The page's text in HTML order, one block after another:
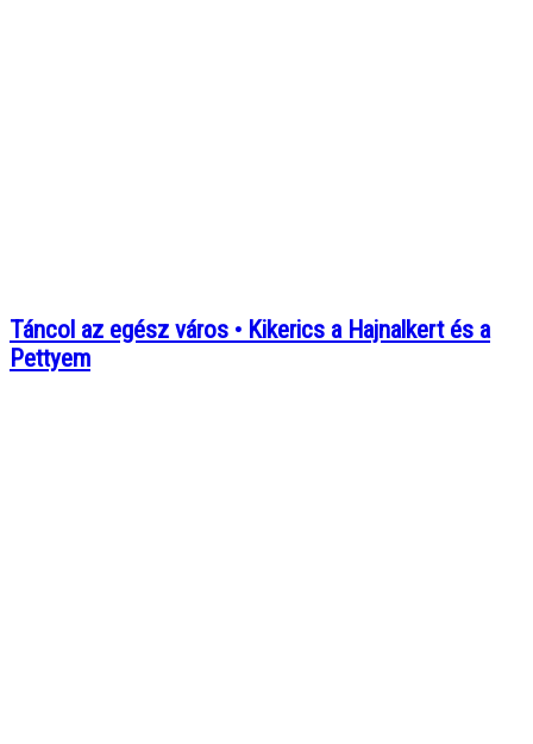
Táncol az egész város • Kikerics a Hajnalkert és a
Pettyem